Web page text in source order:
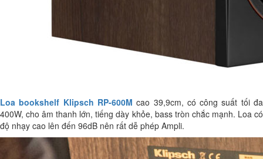
Loa bookshelf Klipsch RP-600M cao 39,9cm, có công suất tối đa
400W, cho âm thanh lớn, tiếng dày khỏe, bass tròn chắc mạnh. Loa có
độ nhạy cao lên đến 96dB nên rất dễ phép Ampli.